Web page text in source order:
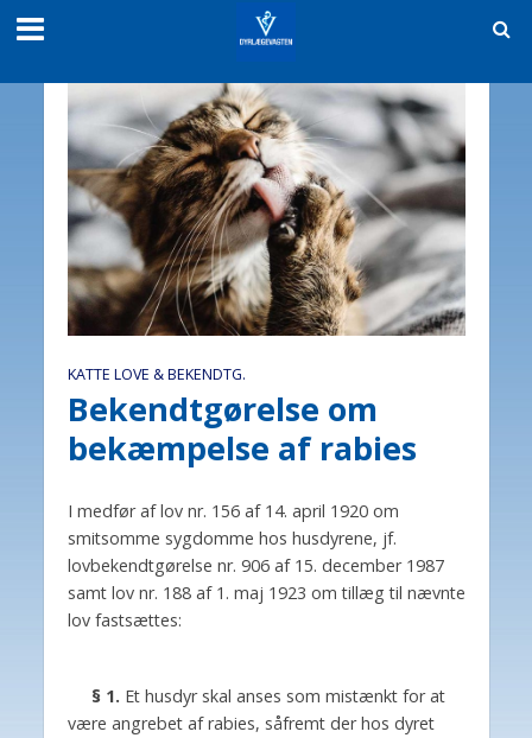
KATTE LOVE & BEKENDTG.
Bekendtgørelse om
bekæmpelse af rabies
I medfør af lov nr. 156 af 14. april 1920 om
smitsomme sygdomme hos husdyrene, jf.
lovbekendtgørelse nr. 906 af 15. december 1987
samt lov nr. 188 af 1. maj 1923 om tillæg til nævnte
lov fastsættes:
§ 1. Et husdyr skal anses som mistænkt for at
være angrebet af rabies, såfremt der hos dyret